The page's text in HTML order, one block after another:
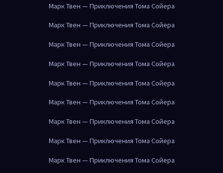
Марк Твен — Приключения Тома Сойера
Марк Твен — Приключения Тома Сойера
Марк Твен — Приключения Тома Сойера
Марк Твен — Приключения Тома Сойера
Марк Твен — Приключения Тома Сойера
Марк Твен — Приключения Тома Сойера
Марк Твен — Приключения Тома Сойера
Марк Твен — Приключения Тома Сойера
Марк Твен — Приключения Тома Сойера